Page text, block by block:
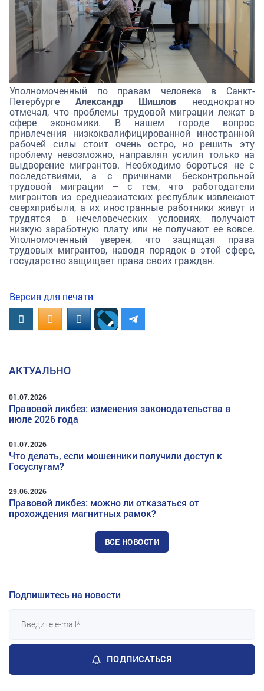
Уполномоченный по правам человека в Санкт-
Петербурге Александр Шишлов неоднократно
отмечал, что проблемы трудовой миграции лежат в
сфере экономики. В нашем городе вопрос
привлечения низкоквалифицированной иностранной
рабочей силы стоит очень остро, но решить эту
проблему невозможно, направляя усилия только на
выдворение мигрантов. Необходимо бороться не с
последствиями, а с причинами бесконтрольной
трудовой миграции – с тем, что работодатели
мигрантов из среднеазиатских республик извлекают
сверхприбыли, а их иностранные работники живут и
трудятся в нечеловеческих условиях, получают
низкую заработную плату или не получают ее вовсе.
Уполномоченный уверен, что защищая права
трудовых мигрантов, наводя порядок в этой сфере,
государство защищает права своих граждан.
Версия для печати
ВконтактеOK.RUMAIL.RU
АКТУАЛЬНО
01.07.2026
Правовой ликбез: изменения законодательства в
июле 2026 года
01.07.2026
Что делать, если мошенники получили доступ к
Госуслугам?
29.06.2026
Правовой ликбез: можно ли отказаться от
прохождения магнитных рамок?
ВСЕ НОВОСТИ
Подпишитесь на новости
ПОДПИСАТЬСЯ